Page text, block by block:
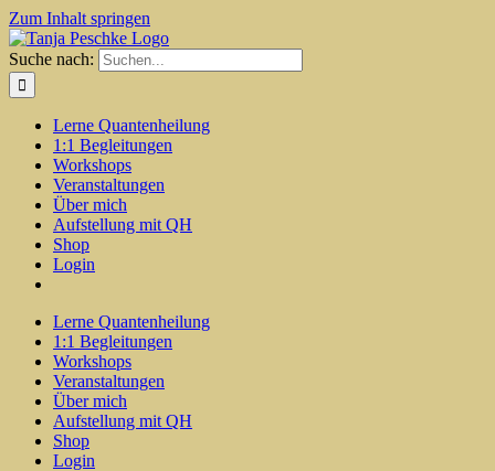
Zum Inhalt springen
Suche nach:
Lerne Quantenheilung
1:1 Begleitungen
Workshops
Veranstaltungen
Über mich
Aufstellung mit QH
Shop
Login
Lerne Quantenheilung
1:1 Begleitungen
Workshops
Veranstaltungen
Über mich
Aufstellung mit QH
Shop
Login